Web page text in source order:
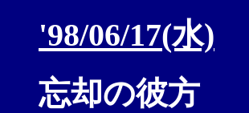
'98/06/17(水)
忘却の彼方